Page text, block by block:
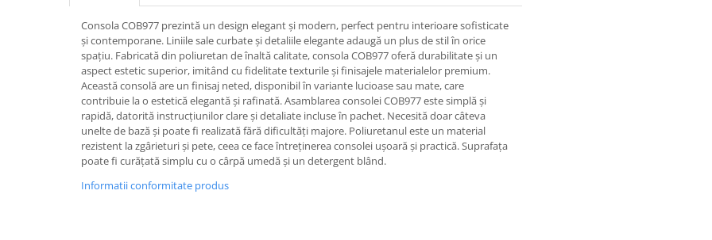
Baze semicoloane
Inele semicoloane
Capiteluri semicoloane
Piedestaluri semicoloane
Trunchiuri semicoloane
Mulaje de interior
Rozete de interior
Panouri decorative
Consola COB977 prezintă un design elegant și modern, perfect pentru interioare sofisticate
și contemporane. Liniile sale curbate și detaliile elegante adaugă un plus de stil în orice
spațiu. Fabricată din poliuretan de înaltă calitate, consola COB977 oferă durabilitate și un
aspect estetic superior, imitând cu fidelitate texturile și finisajele materialelor premium.
Această consolă are un finisaj neted, disponibil în variante lucioase sau mate, care
contribuie la o estetică elegantă și rafinată. Asamblarea consolei COB977 este simplă și
rapidă, datorită instrucțiunilor clare și detaliate incluse în pachet. Necesită doar câteva
unelte de bază și poate fi realizată fără dificultăți majore. Poliuretanul este un material
rezistent la zgârieturi și pete, ceea ce face întreținerea consolei ușoară și practică. Suprafața
poate fi curățată simplu cu o cârpă umedă și un detergent blând.
Informatii conformitate produs